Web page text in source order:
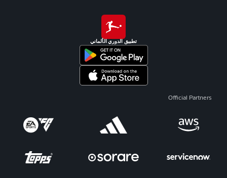
تطبيق الدوري الألماني
Official Partners